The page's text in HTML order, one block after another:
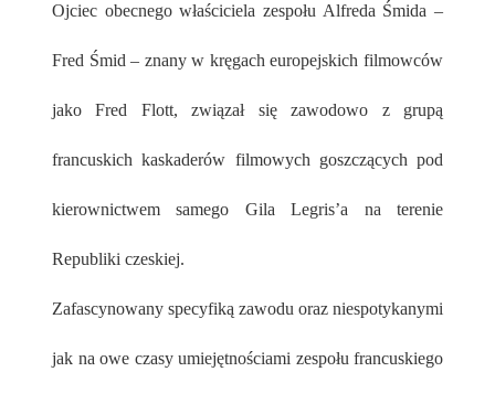
Ojciec obecnego właściciela zespołu Alfreda Śmida –
Fred Śmid – znany w kręgach europejskich filmowców
jako Fred Flott, związał się zawodowo z grupą
francuskich kaskaderów filmowych goszczących pod
kierownictwem samego Gila Legris’a na terenie
Republiki czeskiej.
Zafascynowany specyfiką zawodu oraz niespotykanymi
jak na owe czasy umiejętnościami zespołu francuskiego